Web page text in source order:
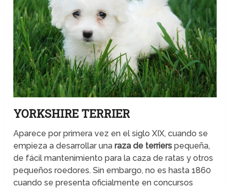
YORKSHIRE TERRIER
Aparece por primera vez en el siglo XIX, cuando se
empieza a desarrollar una raza de terrierspequeña,
de fácil mantenimiento para la caza de ratas y otros
pequeños roedores. Sin embargo, no es hasta 1860
cuando se presenta oficialmente en concursos